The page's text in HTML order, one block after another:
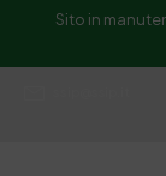
Sito in